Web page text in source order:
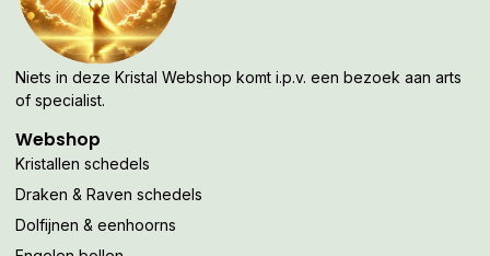
Niets in deze Kristal Webshop komt i.p.v. een bezoek aan arts
of specialist.
Webshop
Kristallen schedels
Draken & Raven schedels
Dolfijnen & eenhoorns